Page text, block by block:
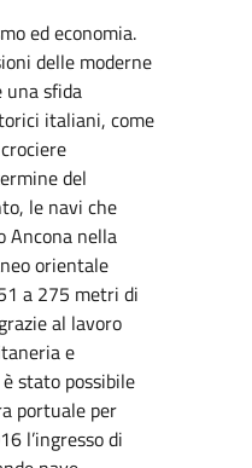
ed economia.
delle moderne
una sfida
italiani, come
del
le navi che
Ancona nella
orientale
a 275 metri di
al lavoro
e
stato possibile
portuale per
l’ingresso di